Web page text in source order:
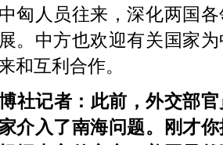
匈人员往来，深化两国
。中方也欢迎有关国家
和互利合作。
社记者：此前，外交部
介入了南海问题。刚才